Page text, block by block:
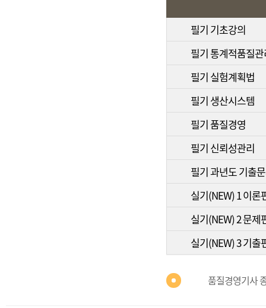
필기 기초강의
필기 통계적품질
필기 실험계획법
필기 생산시스템
필기 품질경영
필기 신뢰성관리
필기 과년도 기출
실기(NEW) 1 이론
실기(NEW) 2 문제
실기(NEW) 3 기출
품질경영기사